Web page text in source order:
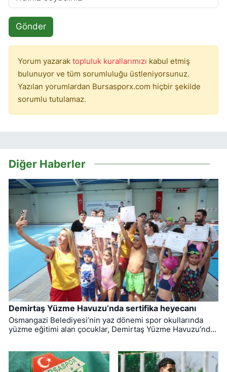
Gönder
Yorum yazarak topluluk kurallarımızı kabul etmiş
bulunuyor ve tüm sorumluluğu üstleniyorsunuz.
Yazılan yorumlardan Bursasporx.com hiçbir şekilde
sorumlu tutulamaz.
Diğer Haberler
Demirtaş Yüzme Havuzu’nda sertifika heyecanı
Osmangazi Belediyesi’nin yaz dönemi spor okullarında
yüzme eğitimi alan çocuklar, Demirtaş Yüzme Havuzu’nda